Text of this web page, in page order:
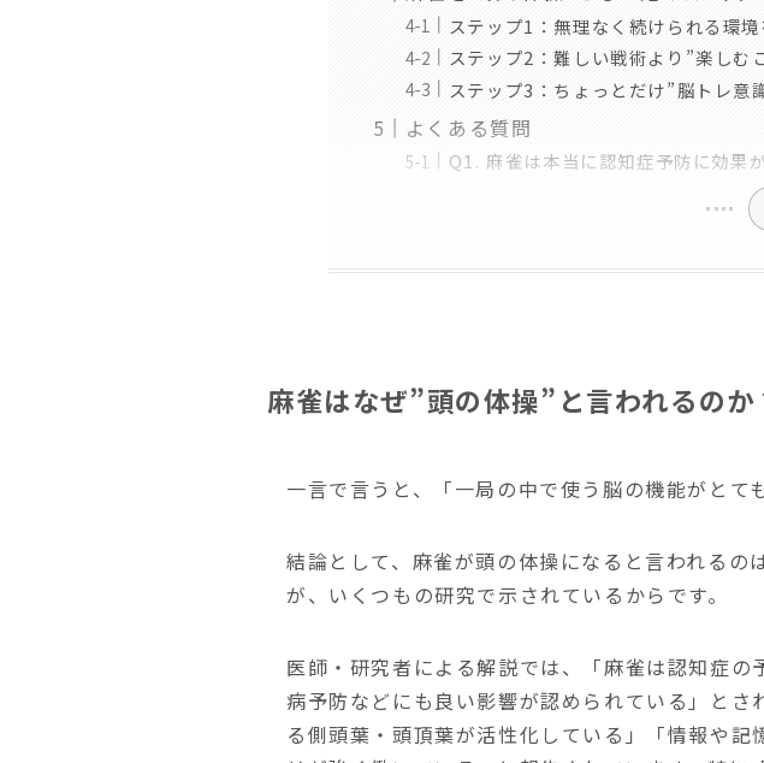
ステップ1：無理なく続けられる環
ステップ2：難しい戦術より”楽しむ
ステップ3：ちょっとだけ”脳トレ意
よくある質問
Q1. 麻雀は本当に認知症予防に効果
麻雀はなぜ”頭の体操”と言われるのか
一言で言うと、「一局の中で使う脳の機能がとて
結論として、麻雀が頭の体操になると言われる
が、いくつもの研究で示されているからです。
医師・研究者による解説では、「麻雀は認知症
病予防などにも良い影響が認められている」と
る側頭葉・頭頂葉が活性化している」「情報や